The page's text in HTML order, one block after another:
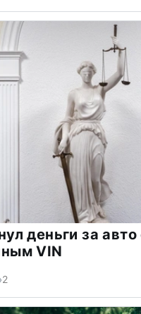
деньги за авто
VIN
2